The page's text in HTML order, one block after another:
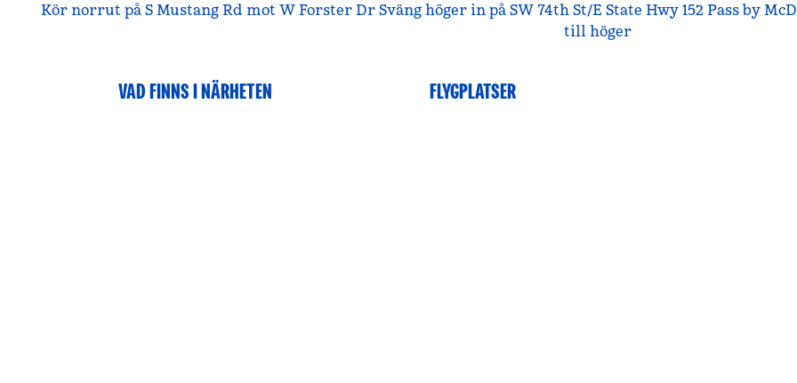
Kör norrut på S Mustang Rd mot W Forster Dr Sväng höger in på SW 74th St/E State Hwy 152 Pass by
till höger
VAD FINNS I NÄRHETEN FLYGPLATSER